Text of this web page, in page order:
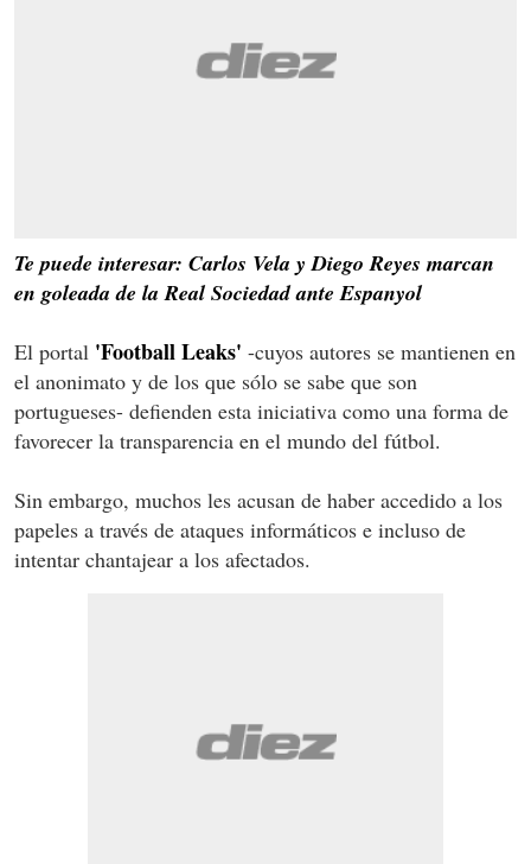
Te puede interesar: Carlos Vela y Diego Reyes marcan
en goleada de la Real Sociedad ante Espanyol
El portal 'Football Leaks' -cuyos autores se mantienen en
el anonimato y de los que sólo se sabe que son
portugueses- defienden esta iniciativa como una forma de
favorecer la transparencia en el mundo del fútbol.
Sin embargo, muchos les acusan de haber accedido a los
papeles a través de ataques informáticos e incluso de
intentar chantajear a los afectados.